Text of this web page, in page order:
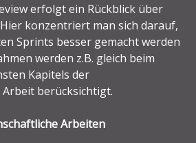
erfolgt ein Rückblick über
konzentriert man sich darauf,
Sprints besser gemacht werden
werden z.B. gleich beim
Kapitels der
berücksichtigt.
Arbeiten